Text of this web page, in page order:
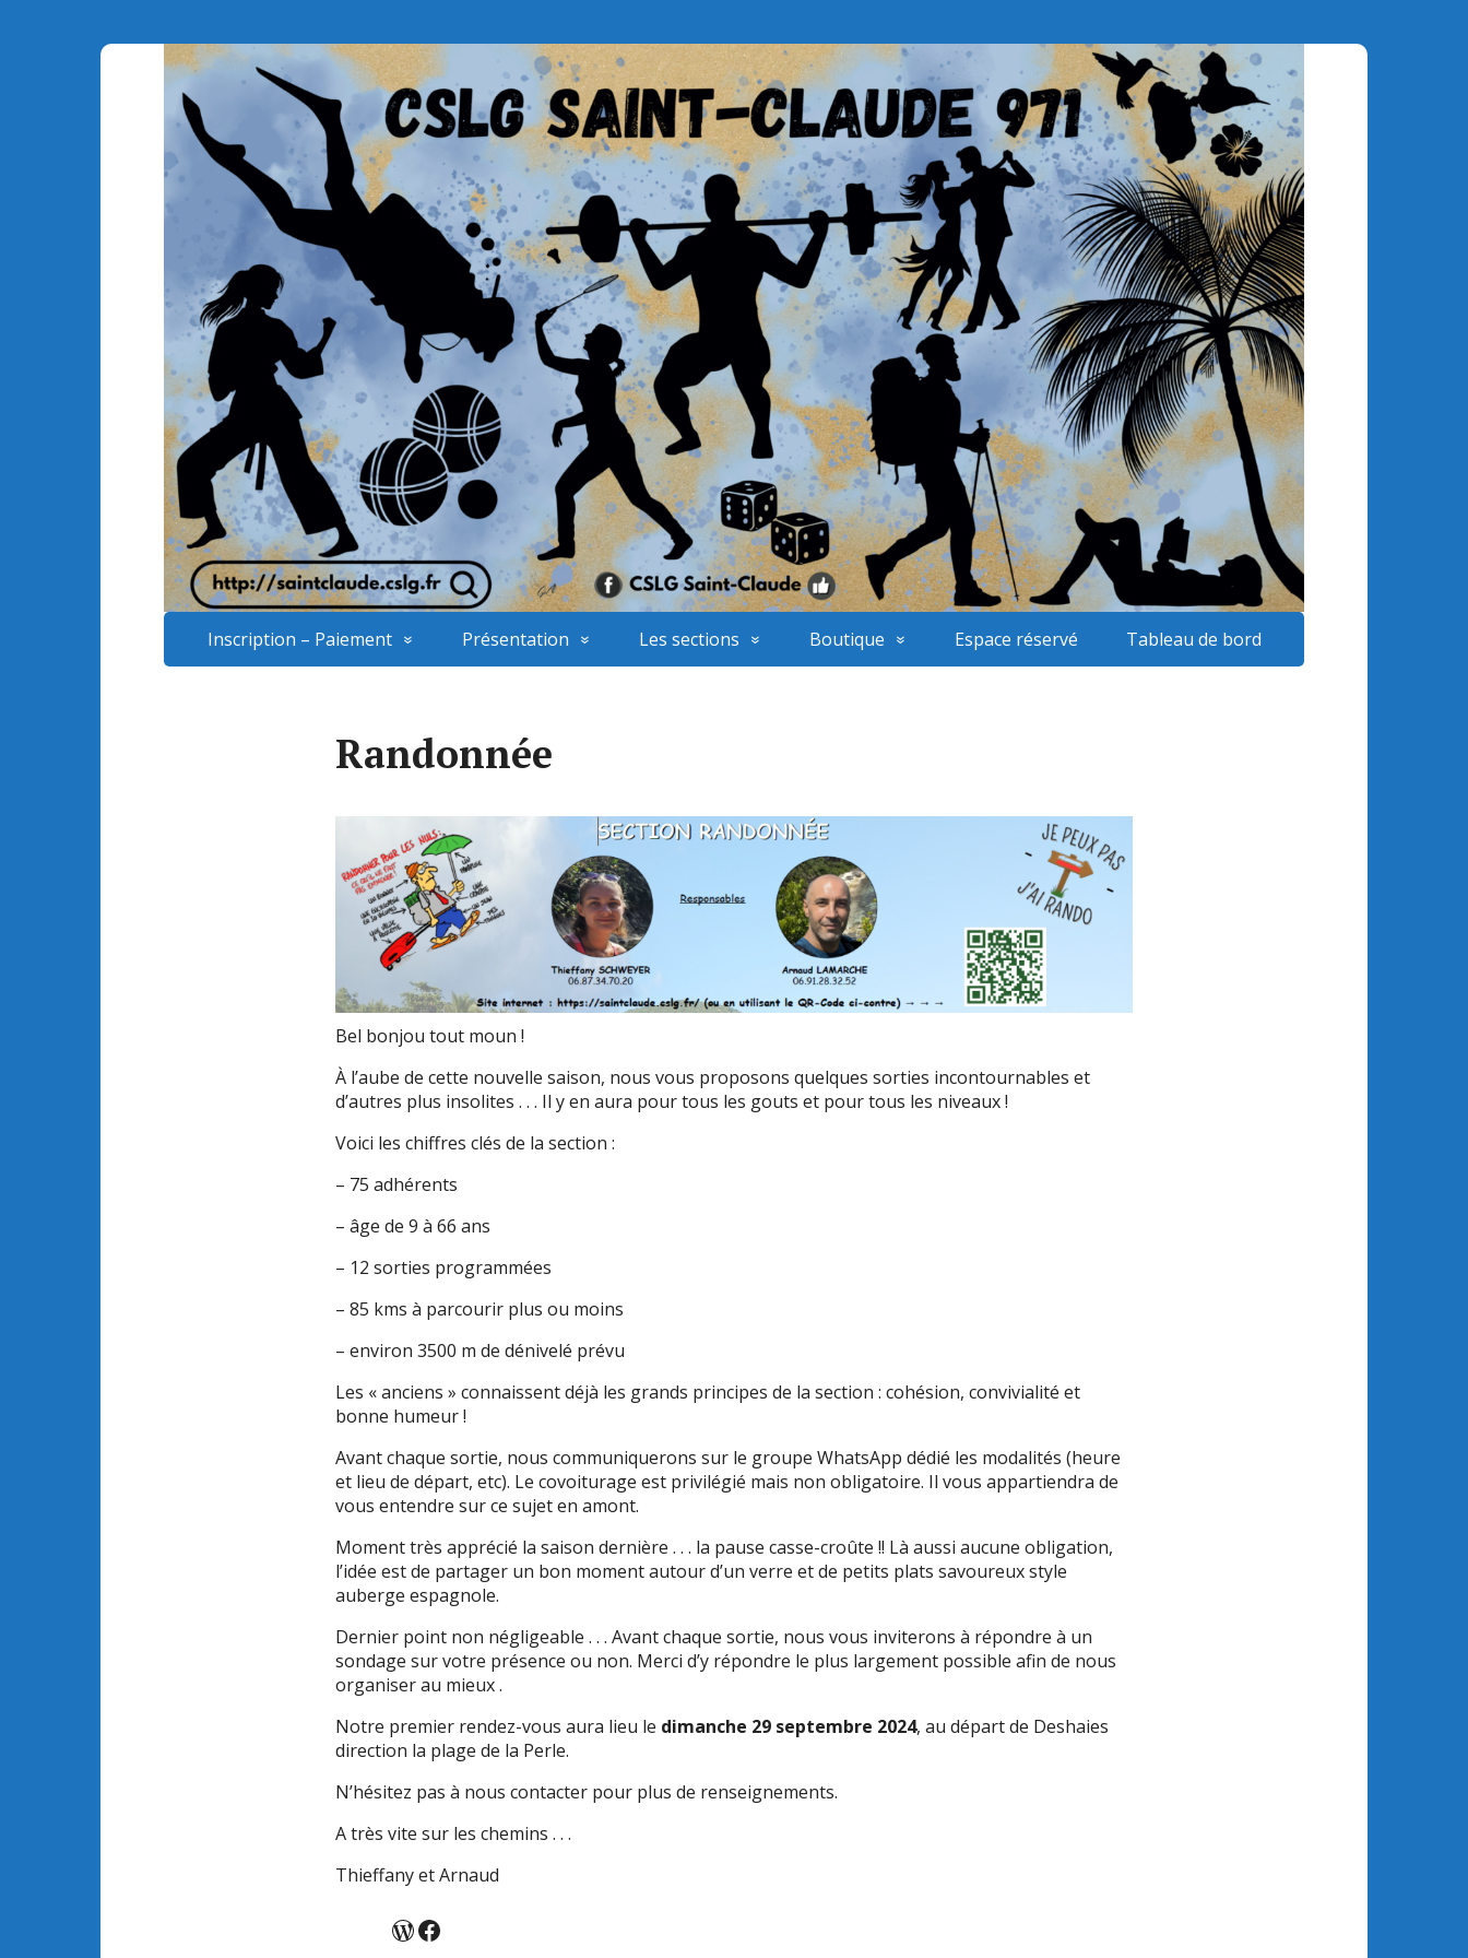
Inscription – Paiement Présentation Les sections Boutique Espace réservé Tableau de bord
Randonnée
Bel bonjou tout moun !
À l’aube de cette nouvelle saison, nous vous proposons quelques sorties incontournables et
d’autres plus insolites . . . Il y en aura pour tous les gouts et pour tous les niveaux !
Voici les chiffres clés de la section :
– 75 adhérents
– âge de 9 à 66 ans
– 12 sorties programmées
– 85 kms à parcourir plus ou moins
– environ 3500 m de dénivelé prévu
Les « anciens » connaissent déjà les grands principes de la section : cohésion, convivialité et
bonne humeur !
Avant chaque sortie, nous communiquerons sur le groupe WhatsApp dédié les modalités (heure
et lieu de départ, etc). Le covoiturage est privilégié mais non obligatoire. Il vous appartiendra de
vous entendre sur ce sujet en amont.
Moment très apprécié la saison dernière . . . la pause casse-croûte !! Là aussi aucune obligation,
l’idée est de partager un bon moment autour d’un verre et de petits plats savoureux style
auberge espagnole.
Dernier point non négligeable . . . Avant chaque sortie, nous vous inviterons à répondre à un
sondage sur votre présence ou non. Merci d’y répondre le plus largement possible afin de nous
organiser au mieux .
Notre premier rendez-vous aura lieu le dimanche 29 septembre 2024, au départ de Deshaies
direction la plage de la Perle.
N’hésitez pas à nous contacter pour plus de renseignements.
A très vite sur les chemins . . .
Thieffany et Arnaud
WordPress
Facebook